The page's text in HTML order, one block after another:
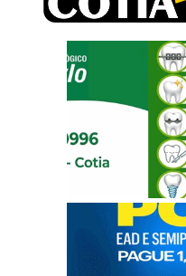
setembro
São Roque